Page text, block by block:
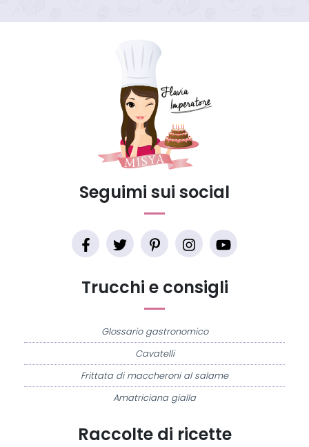
Raccolte di ricette
Trucchi e consigli
Glossario gastronomico
Cavatelli
Frittata di maccheroni al salame
Amatriciana gialla
Seguimi sui social